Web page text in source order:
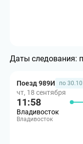
Даты следования:
Поезд 989И по
чт, 18 сентября
11:58
Владивосток
Владивосток